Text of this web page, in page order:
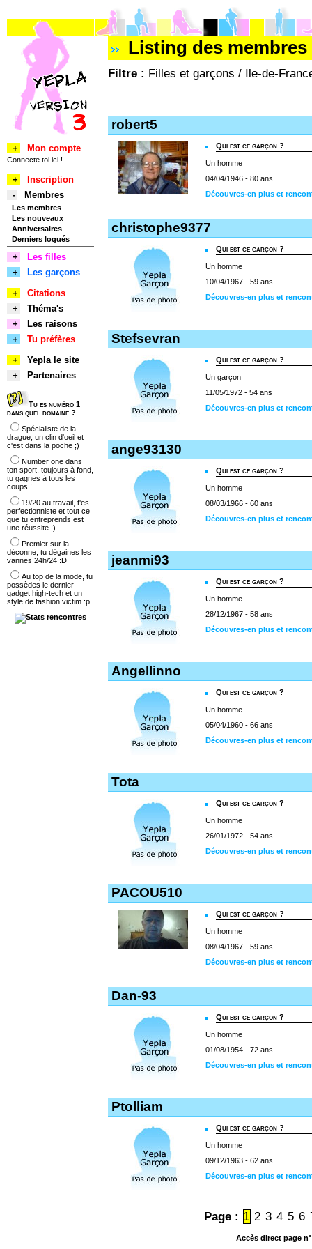
Listing des
Filtre : Filles et garçons / Ile-de-
robert5
Qui est ce garçon ?
Un homme
04/04/1946 - 80 ans
Découvres-en plus et
christophe9377
Qui est ce garçon ?
Un homme
10/04/1967 - 59 ans
Découvres-en plus et
Stefsevran
Qui est ce garçon ?
Un garçon
11/05/1972 - 54 ans
Découvres-en plus et
ange93130
Qui est ce garçon ?
Un homme
08/03/1966 - 60 ans
Découvres-en plus et
jeanmi93
Qui est ce garçon ?
Un homme
28/12/1967 - 58 ans
Découvres-en plus et
Angellinno
Qui est ce garçon ?
Un homme
05/04/1960 - 66 ans
Découvres-en plus et
Tota
Qui est ce garçon ?
Un homme
26/01/1972 - 54 ans
Découvres-en plus et
PACOU510
Qui est ce garçon ?
Un homme
08/04/1967 - 59 ans
Découvres-en plus et
Dan-93
Qui est ce garçon ?
Un homme
01/08/1954 - 72 ans
Découvres-en plus et
Ptolliam
Qui est ce garçon ?
Un homme
09/12/1963 - 62 ans
Découvres-en plus et
Page : 1 2 3 4 5 6
Accès direct page
+ Mon compte
Connecte toi ici !
+
Inscription
-
Membres
Les membres
Les nouveaux
Anniversaires
Derniers logués
+
Les filles
+
Les garçons
+
Citations
+
Théma's
+
Les raisons
+
Tu préfères
+
Yepla le site
+
Partenaires
Tu es numéro 1
dans quel domaine ?
Spécialiste de la
drague, un clin d'oeil et
c'est dans la poche ;)
Number one dans
ton sport, toujours à fond,
tu gagnes à tous les
coups !
19/20 au travail, t'es
perfectionniste et tout ce
que tu entreprends est
une réussite :)
Premier sur la
déconne, tu dégaines les
vannes 24h/24 :D
Au top de la mode, tu
possèdes le dernier
gadget high-tech et un
style de fashion victim :p